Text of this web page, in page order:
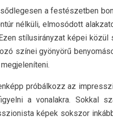
a festészetben
nélküli, elmosódott
stílusirányzat képei
színei gyönyörű
próbálkozz az
a vonalakra. Sokkal
képek sokszor